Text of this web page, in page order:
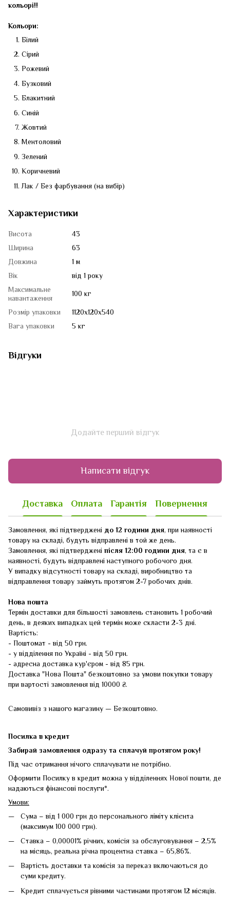
кольорі!!
Кольори:
Білий
Сірий
Рожевий
Бузковий
Блакитний
Синій
Жовтий
Ментоловий
Зелений
Коричневий
Лак / Без фарбування (на вибір)
Характеристики
Висота
43
Ширина
63
Довжина
1 м
Вік
від 1 року
Максимальне
навантаження
100 кг
Розмір упаковки
1120х120х540
Вага упаковки
5 кг
Відгуки
Додайте перший відгук
Написати відгук
Доставка Оплата Гарантія Повернення
Замовлення, які підтверджені до 12 години дня, при наявності
товару на складі, будуть відправлені в той же день.
Замовлення, які підтверджені після 12:00 години дня, та є в
наявності, будуть відправлені наступного робочого дня.
У випадку відсутності товару на складі, виробництво та
відправлення товару займуть протягом 2-7 робочих днів.
Нова пошта
Термін доставки для більшості замовлень становить 1 робочий
день, в деяких випадках цей термін може скласти 2-3 дні.
Вартість:
- Поштомат - від 50 грн.
- у відділення по Україні - від 50 грн.
- адресна доставка кур'єром - від 85 грн.
Доставка "Нова Пошта" безкоштовно за умови покупки товару
при вартості замовлення від 10000 ₴.
Самовивіз з нашого магазину — Безкоштовно.
Посилка в кредит
Забирай замовлення одразу та сплачуй протягом року!
Під час отримання нічого сплачувати не потрібно.
Оформити Посилку в кредит можна у відділеннях Нової пошти, де
надаються фінансові послуги*.
Умови:
Сума – від 1 000 грн до персонального ліміту клієнта
(максимум 100 000 грн).
Ставка – 0,00001% річних, комісія за обслуговування – 2,5%
на місяць, реальна річна процентна ставка – 65,86%.
Вартість доставки та комісія за переказ включаються до
суми кредиту.
Кредит сплачується рівними частинами протягом 12 місяців.